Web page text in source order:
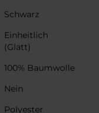
Schwarz
Einheitlich
(Glatt)
100% Baumwolle
Nein
Polyester